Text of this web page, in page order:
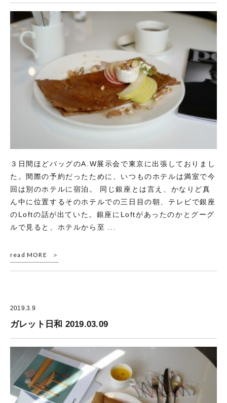
３日間ほどバッグのA.W展示会で東京に出張しておりまし
た。間際の予約だったために、いつものホテルは満室で今
回は別のホテルに宿泊。 同じ銀座とは言え、かなりど真
ん中に位置するそのホテルでの三日目の朝、テレビで銀座
のLoftの話が出ていた。銀座にLoftがあったのかとグーグ
ルで見ると、ホテルから至 ...
read MORE
2019.3.9
ガレット日和 2019.03.09